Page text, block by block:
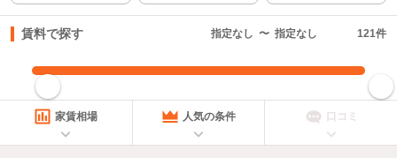
賃料で探す 指定なし 〜 指定なし 121件
指定した賃料で絞り込む
家賃相場 人気の条件 口コミ